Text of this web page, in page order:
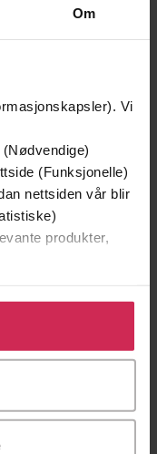
Om
Vi
(Funksjonelle)
nettsiden vår blir
produkter,
samtykke til å
Du kan også
ved å klikke
349,-
Utskudd
Jørn Lier Horst
Bestseller